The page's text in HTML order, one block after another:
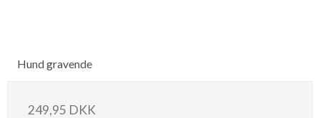
Hund gravende
249,95 DKK